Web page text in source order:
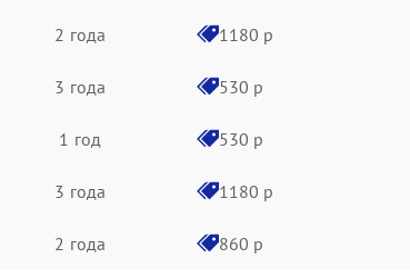
2 года 1180 р
3 года 530 р
1 год 530 р
3 года 1180 р
2 года 860 р